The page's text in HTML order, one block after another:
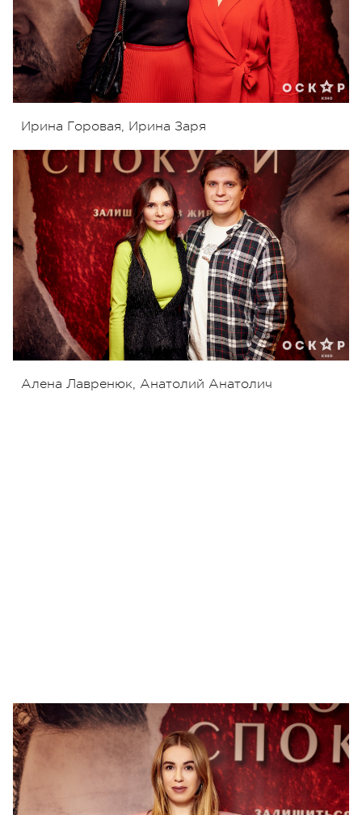
Ирина Горовая, Ирина Заря
Алена Лавренюк, Анатолий Анатолич